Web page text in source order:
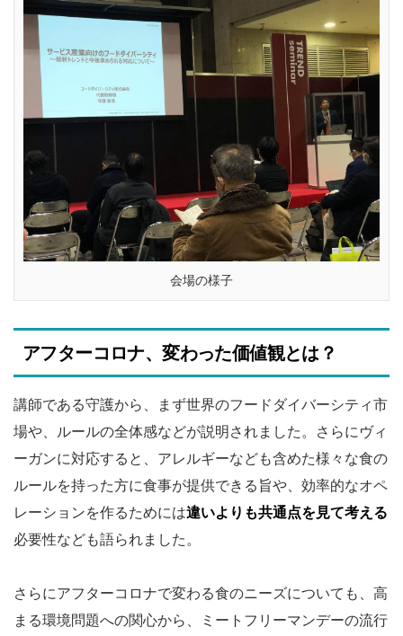
会場の様子
アフターコロナ、変わった価値観とは？
講師である守護から、まず世界のフードダイバーシティ市
場や、ルールの全体感などが説明されました。さらにヴィ
ーガンに対応すると、アレルギーなども含めた様々な食の
ルールを持った方に食事が提供できる旨や、効率的なオペ
レーションを作るためには違いよりも共通点を見て考える
必要性なども語られました。
さらにアフターコロナで変わる食のニーズについても、高
まる環境問題への関心から、ミートフリーマンデーの流行